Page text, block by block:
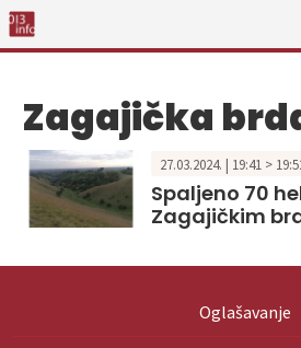
Zagajička
27.03.2024. | 19:41 >
Spaljeno 70
Zagajičkim
Oglašavanje